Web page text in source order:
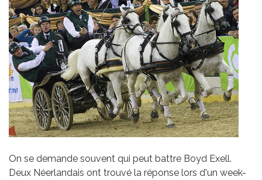
On se demande souvent qui peut battre Boyd Exell.
Deux Néerlandais ont trouvé la réponse lors d'un week-